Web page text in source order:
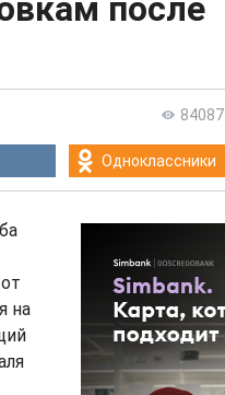
после
84087
Одноклассники
на